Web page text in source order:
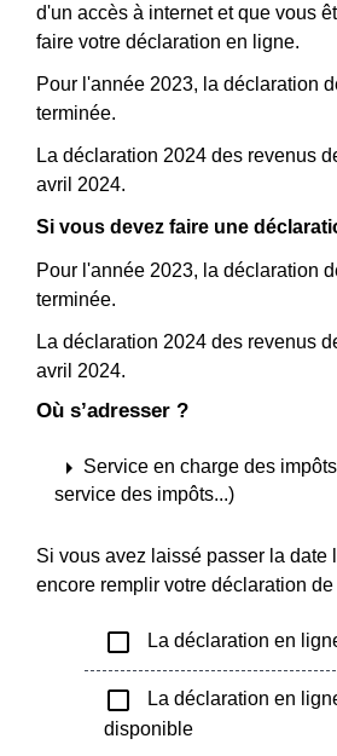
d'un accès à internet et que vous
faire votre déclaration en ligne.
Pour l'année 2023, la déclaration
terminée.
La déclaration 2024 des revenus
avril 2024.
Si vous devez faire une
Pour l'année 2023, la déclaration
terminée.
La déclaration 2024 des revenus
avril 2024.
Où s’adresser ?
arrow_right Service en charge des
service des impôts...)
Si vous avez laissé passer la date
encore remplir votre déclaration de
check_box_outline_blank La déclaration en
check_box_outline_blank
La déclaration en
disponible